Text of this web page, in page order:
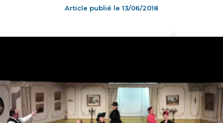
Article publié le 13/06/2018